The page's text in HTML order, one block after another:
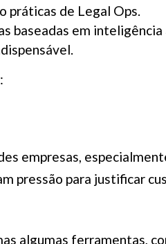
práticas de Legal Ops.
baseadas em
empresas,
pressão para justificar
algumas ferramentas,